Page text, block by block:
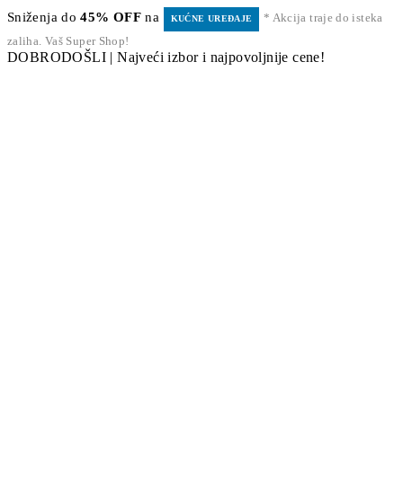
Sniženja do45% OFF na KUĆNE UREĐAJE
* Akcija traje do isteka
zaliha. Vaš Super Shop!
DOBRODOŠLI | Najveći izbor i najpovoljnije cene!